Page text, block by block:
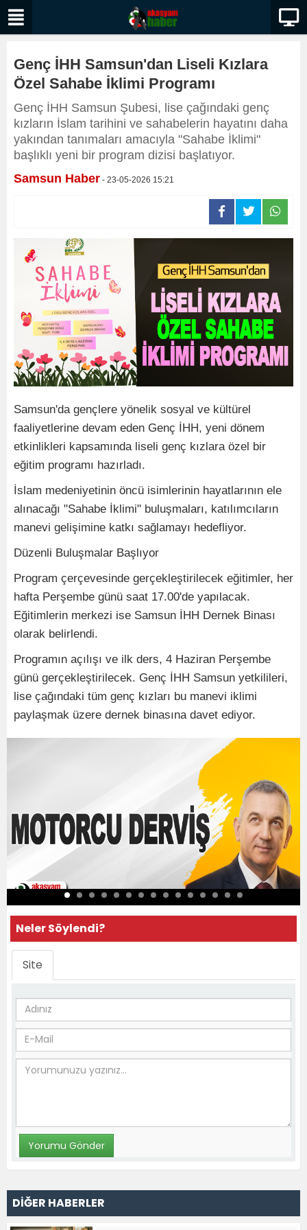
Genç İHH Samsun'dan Liseli Kızlara
Özel Sahabe İklimi Programı
Genç İHH Samsun Şubesi, lise çağındaki genç
kızların İslam tarihini ve sahabelerin hayatını daha
yakından tanımaları amacıyla "Sahabe İklimi"
başlıklı yeni bir program dizisi başlatıyor.
Samsun Haber - 23-05-2026 15:21
Samsun'da gençlere yönelik sosyal ve kültürel
faaliyetlerine devam eden Genç İHH, yeni dönem
etkinlikleri kapsamında liseli genç kızlara özel bir
eğitim programı hazırladı.
İslam medeniyetinin öncü isimlerinin hayatlarının ele
alınacağı "Sahabe İklimi" buluşmaları, katılımcıların
manevi gelişimine katkı sağlamayı hedefliyor.
Düzenli Buluşmalar Başlıyor
Program çerçevesinde gerçekleştirilecek eğitimler, her
hafta Perşembe günü saat 17.00'de yapılacak.
Eğitimlerin merkezi ise Samsun İHH Dernek Binası
olarak belirlendi.
Programın açılışı ve ilk ders, 4 Haziran Perşembe
günü gerçekleştirilecek. Genç İHH Samsun yetkilileri,
lise çağındaki tüm genç kızları bu manevi iklimi
paylaşmak üzere dernek binasına davet ediyor.
Neler Söylendi?
Site
DİĞER HABERLER